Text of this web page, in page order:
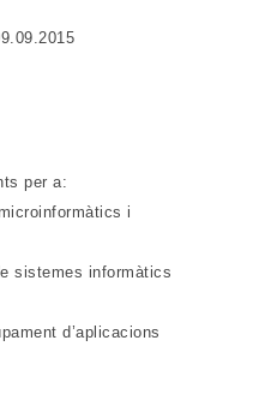
per a:
i
sistemes informàtics
d’aplicacions